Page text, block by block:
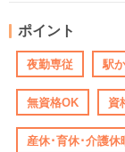
ポイント
夜勤専従 駅
無資格OK 資
産休･育休･介護休